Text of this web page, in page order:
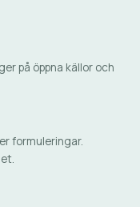
på öppna källor och
formuleringar.